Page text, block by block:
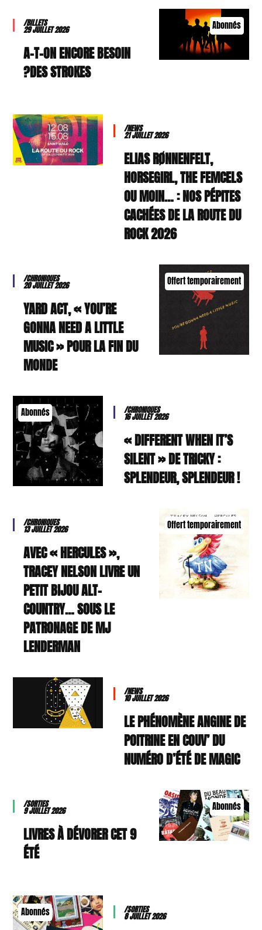
Abonnés
/BILLETS
29 JUILLET 2026
A-T-ON ENCORE BESOIN
DES STROKES?
/NEWS
21 JUILLET 2026
ELIAS RØNNENFELT,
HORSEGIRL, THE FEMCELS
OU MOIN… : NOS PÉPITES
CACHÉES DE LA ROUTE DU
ROCK 2026
Offert temporairement
/CHRONIQUES
20 JUILLET 2026
YARD ACT, « YOU’RE
GONNA NEED A LITTLE
MUSIC » POUR LA FIN DU
MONDE
Abonnés /CHRONIQUES
16 JUILLET 2026
« DIFFERENT WHEN IT’S
SILENT » DE TRICKY :
SPLENDEUR, SPLENDEUR !
Offert temporairement
/CHRONIQUES
13 JUILLET 2026
AVEC « HERCULES »,
TRACEY NELSON LIVRE UN
PETIT BIJOU ALT-
COUNTRY… SOUS LE
PATRONAGE DE MJ
LENDERMAN
/NEWS
10 JUILLET 2026
LE PHÉNOMÈNE ANGINE DE
POITRINE EN COUV’ DU
NUMÉRO D’ÉTÉ DE MAGIC
Abonnés
/SORTIES
9 JUILLET 2026
9 LIVRES À DÉVORER CET
ÉTÉ
Abonnés /SORTIES
8 JUILLET 2026